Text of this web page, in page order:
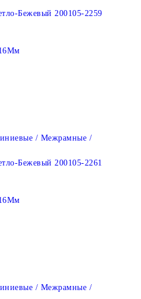
Бежевый 200105-2259
/ Межрамные /
Бежевый 200105-2261
/ Межрамные /